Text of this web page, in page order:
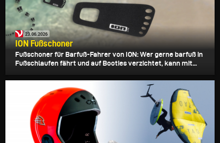
23.06.2026
ION Fußschoner
Fußschoner für Barfuß-Fahrer von ION: Wer gerne barfuß in
Fußschlaufen fährt und auf Booties verzichtet, kann mit...